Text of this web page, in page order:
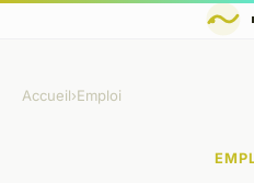
Accueil›Emploi